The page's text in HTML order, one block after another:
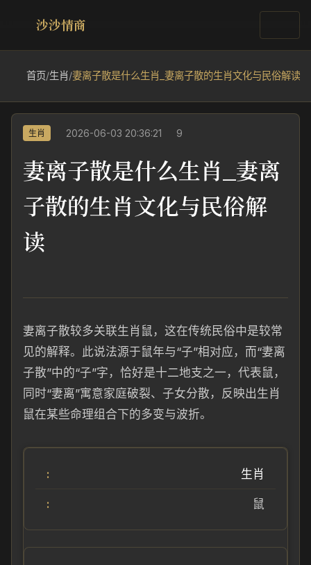
沙沙情商
首页/生肖/妻离子散是什么生肖_妻离子散的生肖文化与民俗解读
生肖 2026-06-03 20:36:21 9
妻离子散是什么生肖_妻离
子散的生肖文化与民俗解
读
妻离子散较多关联生肖鼠，这在传统民俗中是较常
见的解释。此说法源于鼠年与“子”相对应，而“妻离
子散”中的“子”字，恰好是十二地支之一，代表鼠，
同时“妻离”寓意家庭破裂、子女分散，反映出生肖
鼠在某些命理组合下的多变与波折。
生肖
鼠